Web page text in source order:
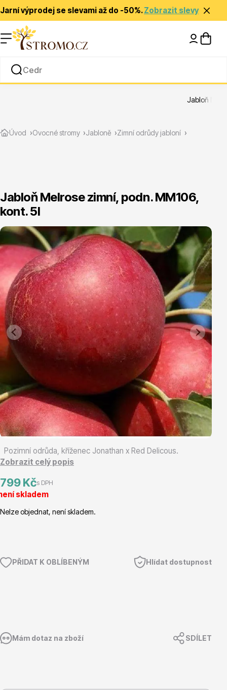
Jarní výprodej se slevami až do -50%.Zobrazit slevy
Rady a tipy
Zlevněné
Jehličnany
Vřesovištní rostliny
Vánoční stromky v květináčích a řezané
Magnólie
Semena, sadba
Úvod Ovocné stromy Jabloně Zimní odrůdy jabloní
Jabloň
Jabloň Melrose zimní, podn. MM106,
kont. 5l
Pozimní odrůda, kříženec Jonathan x Red Delicous.
Zobrazit celý popis
799 Kčs DPH
skladem
Nelze objednat, není skladem.
PŘIDAT K OBLÍBENÝM Hlídat dostupnost
Mám dotaz na zboží SDÍLET